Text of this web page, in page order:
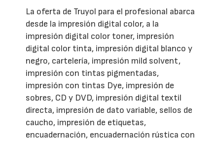
La oferta de Truyol para el profesional abarca
desde la impresión digital color, a la
impresión digital color toner, impresión
digital color tinta, impresión digital blanco y
negro, cartelería, impresión mild solvent,
impresión con tintas pigmentadas,
impresión con tintas Dye, impresión de
sobres, CD y DVD, impresión digital textil
directa, impresión de dato variable, sellos de
caucho, impresión de etiquetas,
encuadernación, encuadernación rústica con